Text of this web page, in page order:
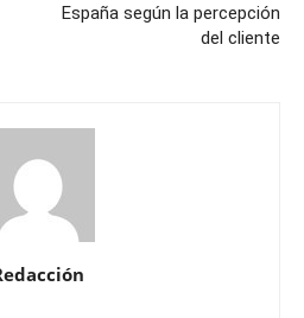
España según la percepción
del cliente